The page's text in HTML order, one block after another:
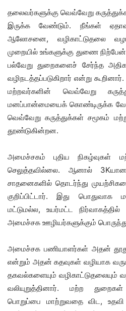
தலைவர்களுக்கு வெவ்வேறு
இருக்க வேண்டும். நீங்கள்
ஆலோசனை, வழிகாட்டுதலை
முறையில் உங்களுக்கு துணை
பல்வேறு துறைகளைச் சேர்ந்த
வழிநடத்தப்படுகிறார் என்று
மற்றவர்களின் வெவ்வேறு
மனப்பான்மையைக் கொண்டிருக்க
வெவ்வேறு கருத்துக்கள் சமூகம்
தூண்டுகின்றன.
அமைச்சகம் புதிய நிகழ்வுகள்
செலுத்தவில்லை. ஆனால்
சாதனைகளில் தொடர்ந்து
குறிப்பிட்டார். இது பொதுவாக
மட்டுமல்ல, உயர்மட்ட
அமைச்சக ஊழியர்களுக்கும்
அமைச்சக பணியாளர்கள் அதன்
என்றும் அதன் கதவுகள் வழியாக
தகவல்களையும்
வலியுறுத்தினார். மற்ற
பொறுப்பை மாற்றுவதை விட, உதவி